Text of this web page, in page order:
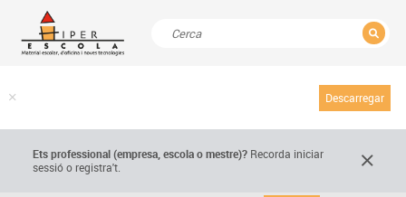
Descarregar
Ets professional (empresa,escola o mestre)? Recorda iniciar
sessió o registra't.